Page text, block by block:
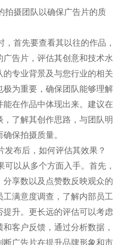
拍摄团队以确保广告片的质
，首先要查看其以往的作品，
告片，评估其创意和技术水
专业背景及与您行业的相关
为重要，确保团队能够理解
在作品中体现出来。建议在
了解其创作思路，与团队明
保拍摄质量。
发布后，如何评估其效果？
可以从多个方面入手。首先，
享数以及点赞数反映观众的
满意度调查，了解内部员工
升。更长远的评估可以考虑
客户反馈，通过分析数据，
断广告片在提升品牌形象和市